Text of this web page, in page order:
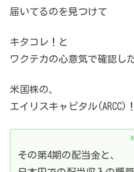
届いてるのを見つけて
キタコレ！と
ワクテカの心意気で確認し
米国株の、
エイリスキャピタル(ARCC)！
その第4期の配当金と、